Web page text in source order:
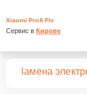
Xiaomi Profi Fix
Сервис в Кирове
Замена